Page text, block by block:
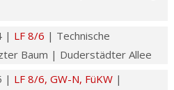
| LF 8/6 | Technische
Baum | Duderstädter Allee
| LF 8/6, GW-N, FüKW |